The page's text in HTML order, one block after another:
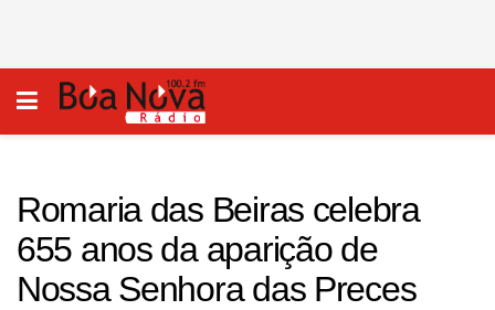
Romaria das Beiras celebra
655 anos da aparição de
Nossa Senhora das Preces